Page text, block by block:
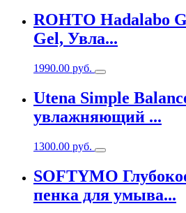
ROHTO Hadalabo
Gel, Увла...
1990.00 руб.
Utena Simple
увлажняющий ...
1300.00 руб.
SOFTYMO
пенка для умыва...